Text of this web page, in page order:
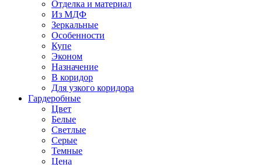
Отделка и материал
Из МДФ
Зеркальные
Особенности
Купе
Эконом
Назначение
В коридор
Для узкого коридора
Гардеробные
Цвет
Белые
Светлые
Серые
Темные
Цена